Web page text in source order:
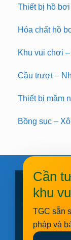
Thiết bị hồ bơi
Hóa chất hồ
Khu vui chơi
Cầu trượt –
Thiết bị mầm
Bồng sục –
Cần
khu
TGC sẵn
pháp và